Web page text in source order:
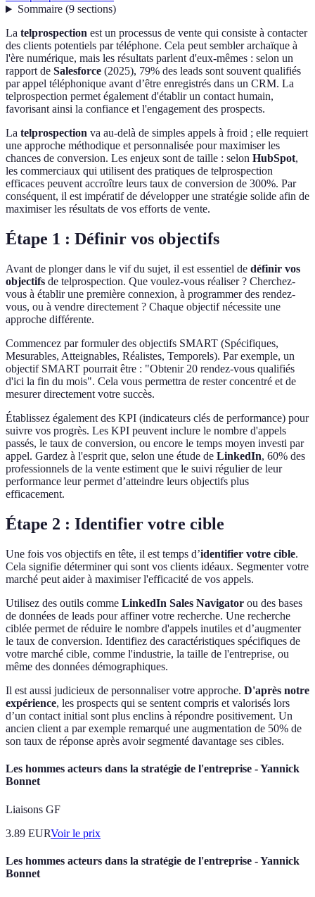
Sommaire(9 sections)
La telprospection est un processus de vente qui consiste à contacter
des clients potentiels par téléphone. Cela peut sembler archaïque à
l'ère numérique, mais les résultats parlent d'eux-mêmes : selon un
rapport de Salesforce (2025), 79% des leads sont souvent qualifiés
par appel téléphonique avant d’être enregistrés dans un CRM. La
telprospection permet également d'établir un contact humain,
favorisant ainsi la confiance et l'engagement des prospects.
La telprospection va au-delà de simples appels à froid ; elle requiert
une approche méthodique et personnalisée pour maximiser les
chances de conversion. Les enjeux sont de taille : selon HubSpot,
les commerciaux qui utilisent des pratiques de telprospection
efficaces peuvent accroître leurs taux de conversion de 300%. Par
conséquent, il est impératif de développer une stratégie solide afin de
maximiser les résultats de vos efforts de vente.
Étape 1 : Définir vos objectifs
Avant de plonger dans le vif du sujet, il est essentiel de définir vos
objectifs de telprospection. Que voulez-vous réaliser ? Cherchez-
vous à établir une première connexion, à programmer des rendez-
vous, ou à vendre directement ? Chaque objectif nécessite une
approche différente.
Commencez par formuler des objectifs SMART (Spécifiques,
Mesurables, Atteignables, Réalistes, Temporels). Par exemple, un
objectif SMART pourrait être : "Obtenir 20 rendez-vous qualifiés
d'ici la fin du mois". Cela vous permettra de rester concentré et de
mesurer directement votre succès.
Établissez également des KPI (indicateurs clés de performance) pour
suivre vos progrès. Les KPI peuvent inclure le nombre d'appels
passés, le taux de conversion, ou encore le temps moyen investi par
appel. Gardez à l'esprit que, selon une étude de LinkedIn, 60% des
professionnels de la vente estiment que le suivi régulier de leur
performance leur permet d’atteindre leurs objectifs plus
efficacement.
Étape 2 : Identifier votre cible
Une fois vos objectifs en tête, il est temps d’identifier votre cible.
Cela signifie déterminer qui sont vos clients idéaux. Segmenter votre
marché peut aider à maximiser l'efficacité de vos appels.
Utilisez des outils comme LinkedIn Sales Navigator ou des bases
de données de leads pour affiner votre recherche. Une recherche
ciblée permet de réduire le nombre d'appels inutiles et d’augmenter
le taux de conversion. Identifiez des caractéristiques spécifiques de
votre marché cible, comme l'industrie, la taille de l'entreprise, ou
même des données démographiques.
Il est aussi judicieux de personnaliser votre approche. D'après notre
expérience, les prospects qui se sentent compris et valorisés lors
d’un contact initial sont plus enclins à répondre positivement. Un
ancien client a par exemple remarqué une augmentation de 50% de
son taux de réponse après avoir segmenté davantage ses cibles.
Les hommes acteurs dans la stratégie de l'entreprise - Yannick
Bonnet
Liaisons GF
3.89 EURVoir le prix
Les hommes acteurs dans la stratégie de l'entreprise - Yannick
Bonnet